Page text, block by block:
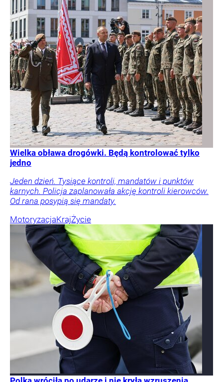
Wielka obława drogówki. Będą kontrolować tylko
jedno
Jeden dzień. Tysiące kontroli, mandatów i punktów
karnych. Policja zaplanowała akcję kontroli kierowców.
Od rana posypią się mandaty.
MotoryzacjaKrajŻycie